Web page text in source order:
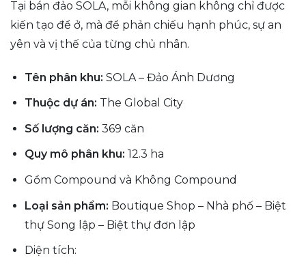
Tại bán đảo SOLA, mỗi không gian không chỉ được
kiến tạo để ở, mà để phản chiếu hạnh phúc, sự an
yên và vị thế của từng chủ nhân.
Tên phân khu: SOLA – Đảo Ánh Dương
Thuộc dự án: The Global City
Số lượng căn: 369 căn
Quy mô phân khu: 12.3 ha
Gồm Compound và Không Compound
Loại sản phẩm: Boutique Shop – Nhà phố – Biệt
thự Song lập – Biệt thự đơn lập
Diện tích: